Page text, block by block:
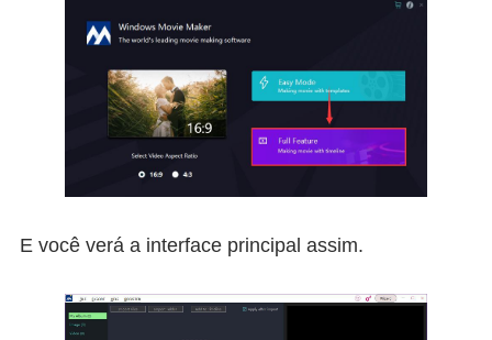
E você verá a interface principal assim.